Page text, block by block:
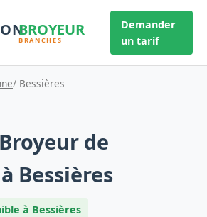
Demander
un tarif
/ Bessières
de
Bessières
à Bessières